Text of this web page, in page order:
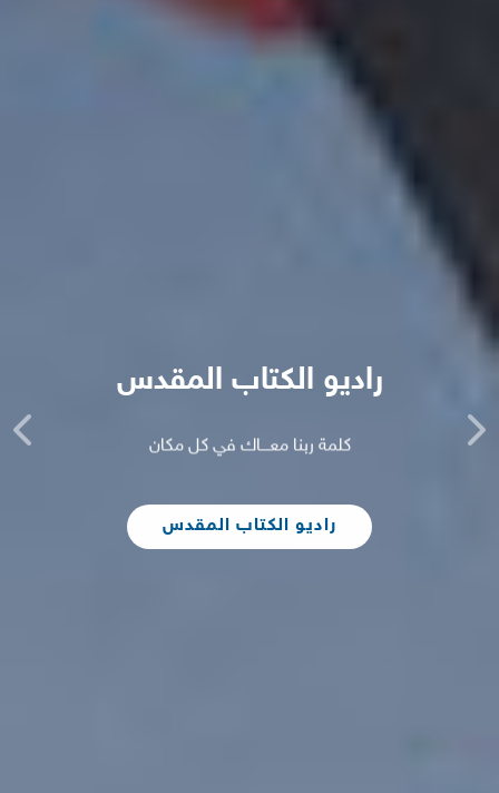
راديو الكتاب المقدس
كلمة ربنا معــــاك في كل مكان
راديو الكتاب المقدس
Previous